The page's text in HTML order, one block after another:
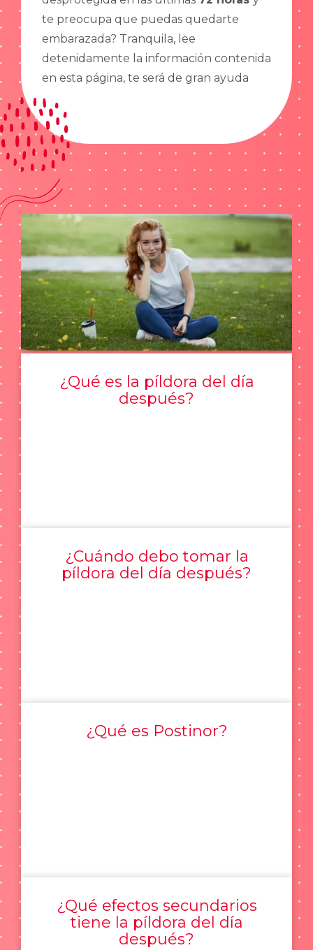
te preocupa que puedas quedarte
embarazada? Tranquila, lee
detenidamente la información contenida
en esta página, te será de gran ayuda
¿Qué es la píldora del día
después?
¿Cuándo debo tomar la
píldora del día después?
¿Qué es Postinor?
¿Qué efectos secundarios
tiene la píldora del día
después?